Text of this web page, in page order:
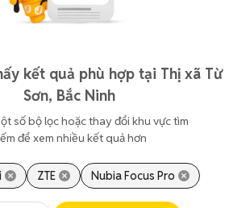
kết quả phù hợp tại Thị xã Từ
Sơn, Bắc Ninh
số bộ lọc hoặc thay đổi khu vực tìm
để xem nhiều kết quả hơn
ZTE Nubia Focus Pro